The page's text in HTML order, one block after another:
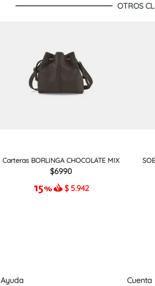
OTROS
Carteras BORLINGA CHOCOLATE MIX
6990
$ 5.942
Ayuda Cuenta